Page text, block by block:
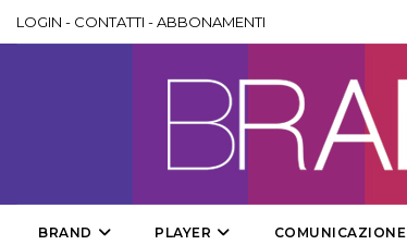
LOGIN - CONTATTI -ABBONAMENTI
BRAND PLAYER COMUNICAZIONE